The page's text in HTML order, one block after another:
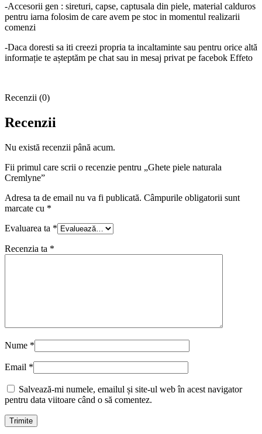
-Accesorii gen : sireturi, capse, captusala din piele, material calduros
pentru iarna folosim de care avem pe stoc in momentul realizarii
comenzi
-Daca doresti sa iti creezi propria ta incaltaminte sau pentru orice altă
informație te așteptăm pe chat sau in mesaj privat pe facebok Effeto
Recenzii (0)
Recenzii
Nu există recenzii până acum.
Fii primul care scrii o recenzie pentru „Ghete piele naturala
Cremlyne”
Adresa ta de email nu va fi publicată. Câmpurile obligatorii sunt
marcate cu *
Evaluarea ta *
Recenzia ta *
Nume *
Email *
Salvează-mi numele, emailul și site-ul web în acest navigator
pentru data viitoare când o să comentez.